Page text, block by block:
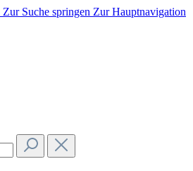
Zur Suche springen Zur Hauptnavigation